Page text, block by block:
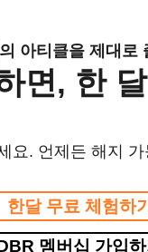
아티클을 제대로
면, 한
요. 언제든 해지
한달 무료 체험하기
멤버십 가입하